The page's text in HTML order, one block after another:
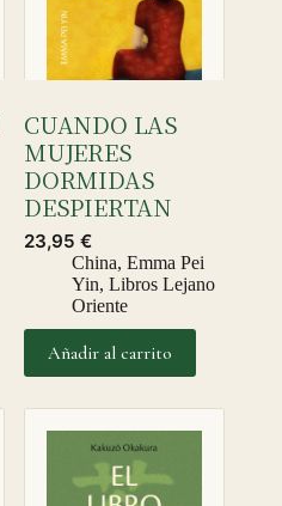
CUANDO LAS
MUJERES
DORMIDAS
DESPIERTAN
23,95 €
China, Emma Pei
Yin, Libros Lejano
Oriente
Añadir al carrito